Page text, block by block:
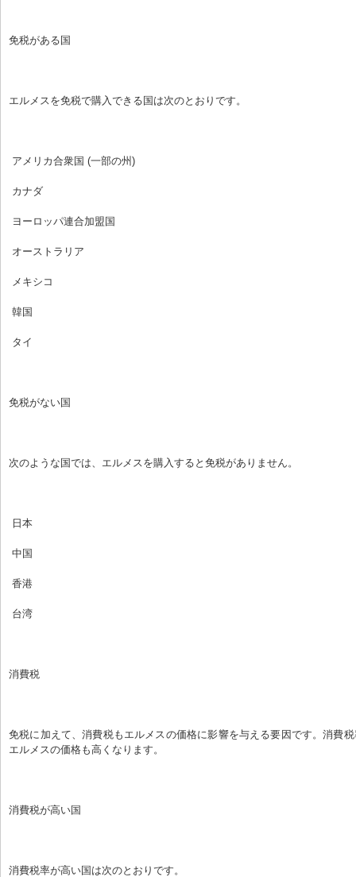
免税がある国
エルメスを免税で購入できる国は次のとおりです。
アメリカ合衆国 (一部の州)
カナダ
ヨーロッパ連合加盟国
オーストラリア
メキシコ
韓国
タイ
免税がない国
次のような国では、エルメスを購入すると免税がありません。
日本
中国
香港
台湾
消費税
免税に加えて、消費税もエルメスの価格に影響を与える要因です。消費
エルメスの価格も高くなります。
消費税が高い国
消費税率が高い国は次のとおりです。